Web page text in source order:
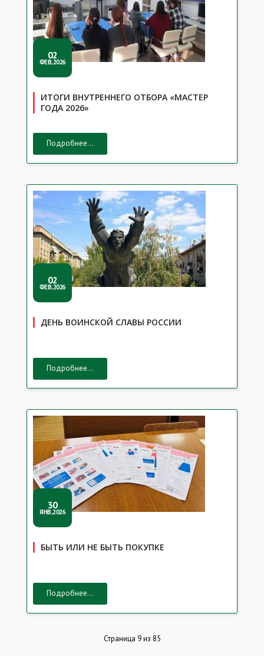
02
ФЕВ,2026
ИТОГИ ВНУТРЕННЕГО ОТБОРА «МАСТЕР
ГОДА 2026»
Подробнее...
02
ФЕВ,2026
ДЕНЬ ВОИНСКОЙ СЛАВЫ РОССИИ
Подробнее...
30
ЯНВ,2026
БЫТЬ ИЛИ НЕ БЫТЬ ПОКУПКЕ
Подробнее...
Страница 9 из 85